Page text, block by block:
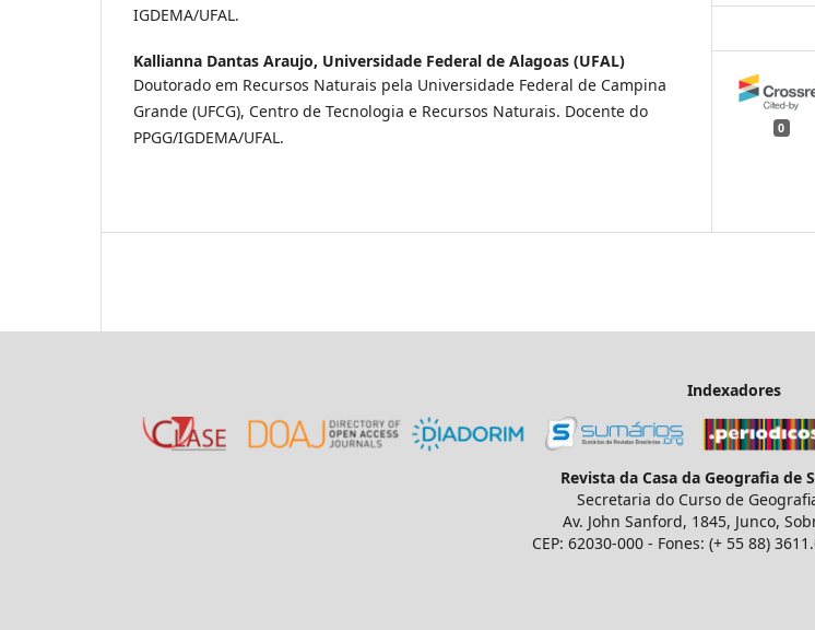
IGDEMA/UFAL.
Kallianna Dantas Araujo, Universidade Federal de Alagoas (UFAL)
Doutorado em Recursos Naturais pela Universidade Federal de Campina
Grande (UFCG), Centro de Tecnologia e Recursos Naturais. Docente do
PPGG/IGDEMA/UFAL.
0
Indexadores
Revista da Casa da Geografia de
Secretaria do Curso de
Av. John Sanford, 1845, Junco,
CEP: 62030-000 - Fones: (+ 55 88)